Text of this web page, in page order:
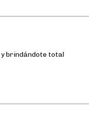
brindándote total